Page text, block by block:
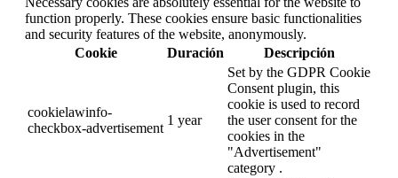
function properly. These cookies ensure basic functionalities
and security features of the website, anonymously.
Cookie
Duración Descripción
cookielawinfo-
checkbox-advertisement
1 year
Set by the GDPR Cookie
Consent plugin, this
cookie is used to record
the user consent for the
cookies in the
"Advertisement"
category .